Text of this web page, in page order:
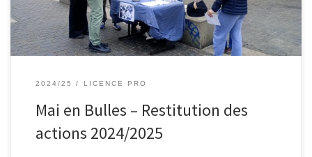
2024/25 LICENCE PRO
Mai en Bulles – Restitution des
actions 2024/2025